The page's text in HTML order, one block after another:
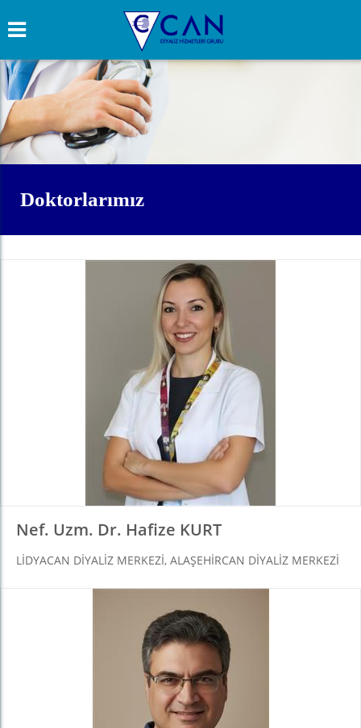
Doktorlarımız
Nef. Uzm. Dr. Hafize KURT
LIDYACAN DIYALIZ MERKEZI, ALAŞEHIRCAN DIYALIZ MERKEZI